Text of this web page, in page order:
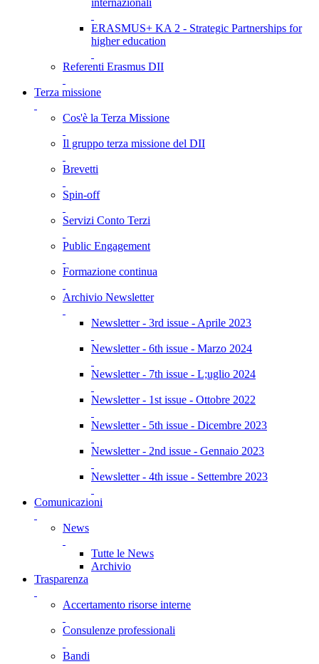
internazionali
ERASMUS+ KA 2 - Strategic Partnerships for
higher education
Referenti Erasmus DII
Terza missione
Cos'è la Terza Missione
Il gruppo terza missione del DII
Brevetti
Spin-off
Servizi Conto Terzi
Public Engagement
Formazione continua
Archivio Newsletter
Newsletter - 3rd issue - Aprile 2023
Newsletter - 6th issue - Marzo 2024
Newsletter - 7th issue - L;uglio 2024
Newsletter - 1st issue - Ottobre 2022
Newsletter - 5th issue - Dicembre 2023
Newsletter - 2nd issue - Gennaio 2023
Newsletter - 4th issue - Settembre 2023
Comunicazioni
News
Tutte le News
Archivio
Trasparenza
Accertamento risorse interne
Consulenze professionali
Bandi